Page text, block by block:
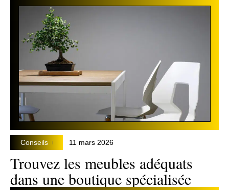
Conseils 11 mars 2026
Trouvez les meubles adéquats
dans une boutique spécialisée